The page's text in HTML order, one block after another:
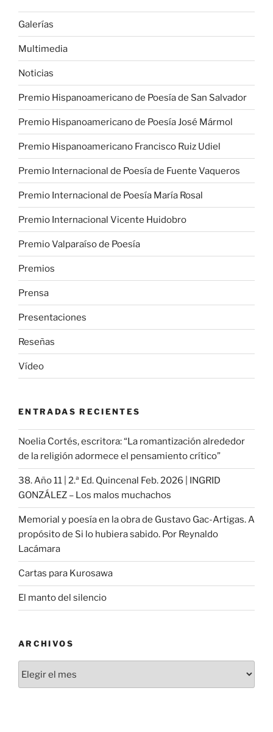
Galerías
Multimedia
Noticias
Premio Hispanoamericano de Poesía de San Salvador
Premio Hispanoamericano de Poesía José Mármol
Premio Hispanoamericano Francisco Ruiz Udiel
Premio Internacional de Poesía de Fuente Vaqueros
Premio Internacional de Poesía María Rosal
Premio Internacional Vicente Huidobro
Premio Valparaíso de Poesía
Premios
Prensa
Presentaciones
Reseñas
Vídeo
ENTRADAS RECIENTES
Noelia Cortés, escritora: “La romantización alrededor
de la religión adormece el pensamiento crítico”
38. Año 11 | 2.ª Ed. Quincenal Feb. 2026 | INGRID
GONZÁLEZ – Los malos muchachos
Memorial y poesía en la obra de Gustavo Gac-Artigas. A
propósito de Si lo hubiera sabido. Por Reynaldo
Lacámara
Cartas para Kurosawa
El manto del silencio
ARCHIVOS